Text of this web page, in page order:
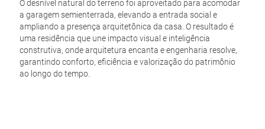
O desnível natural do terreno foi aproveitado para acomodar
a garagem semienterrada, elevando a entrada social e
ampliando a presença arquitetônica da casa. O resultado é
uma residência que une impacto visual e inteligência
construtiva, onde arquitetura encanta e engenharia resolve,
garantindo conforto, eficiência e valorização do patrimônio
ao longo do tempo.